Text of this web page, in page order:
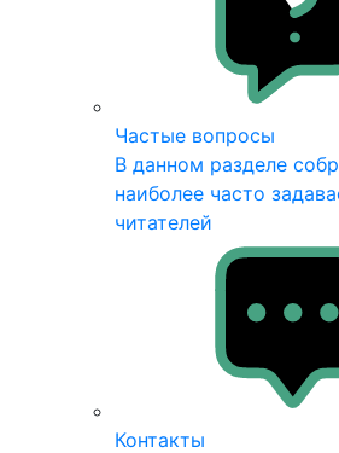
Частые вопросы
В данном разделе
наиболее часто
читателей
Контакты